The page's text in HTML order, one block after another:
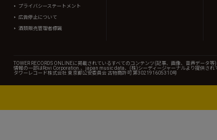
プライバシーステートメント
広告停止について
酒類販売管理者標識
TOWER RECORDS ONLINEに掲載されているすべてのコンテンツ(記事、画像、音声データ
情報の一部はRovi Corporation.、japan music data、(株)シーディージャーナルより提供され
タワーレコード株式会社 東京都公安委員会 古物商許可 第302191605310号